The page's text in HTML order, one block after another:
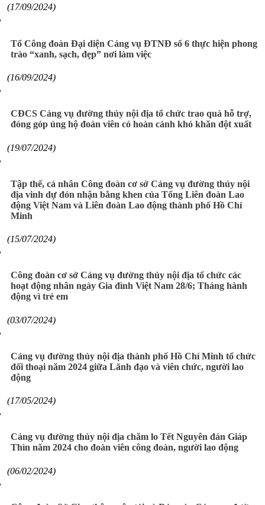
(17/09/2024)
Tổ Công đoàn Đại diện Cảng vụ ĐTNĐ số 6 thực hiện phong
trào “xanh, sạch, đẹp” nơi làm việc
(16/09/2024)
CĐCS Cảng vụ đường thủy nội địa tổ chức trao quà hỗ trợ,
đóng góp ủng hộ đoàn viên có hoàn cảnh khó khăn đột xuất
(19/07/2024)
Tập thể, cá nhân Công đoàn cơ sở Cảng vụ đường thủy nội
địa vinh dự đón nhận bằng khen của Tổng Liên đoàn Lao
động Việt Nam và Liên đoàn Lao động thành phố Hồ Chí
Minh
(15/07/2024)
Công đoàn cơ sở Cảng vụ đường thủy nội địa tổ chức các
hoạt động nhân ngày Gia đình Việt Nam 28/6; Tháng hành
động vì trẻ em
(03/07/2024)
Cảng vụ đường thủy nội địa thành phố Hồ Chí Minh tổ chức
đối thoại năm 2024 giữa Lãnh đạo và viên chức, người lao
động
(17/05/2024)
Cảng vụ đường thủy nội địa chăm lo Tết Nguyên đán Giáp
Thìn năm 2024 cho đoàn viên công đoàn, người lao động
(06/02/2024)